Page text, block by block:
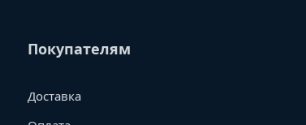
Покупателям
Доставка